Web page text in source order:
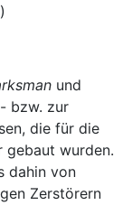
und
bzw. zur
die für die
gebaut wurden.
dahin von
Zerstörern